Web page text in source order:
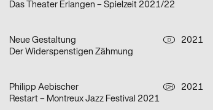
Das Theater Erlangen – Spielzeit 2021/22
Neue Gestaltung D
2021
Der Widerspenstigen Zähmung
Philipp Aebischer CH
2021
Restart – Montreux Jazz Festival 2021